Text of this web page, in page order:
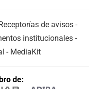
de avisos -
institucionales -
- MediaKit
de: